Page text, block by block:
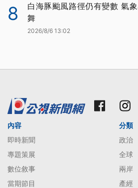
8
白海豚颱風路徑仍有變數 氣
舞
2026/8/6 13:02
內容
即時新聞
專題策展
數位敘事
當期節目
分類
政治
全球
兩岸
產經